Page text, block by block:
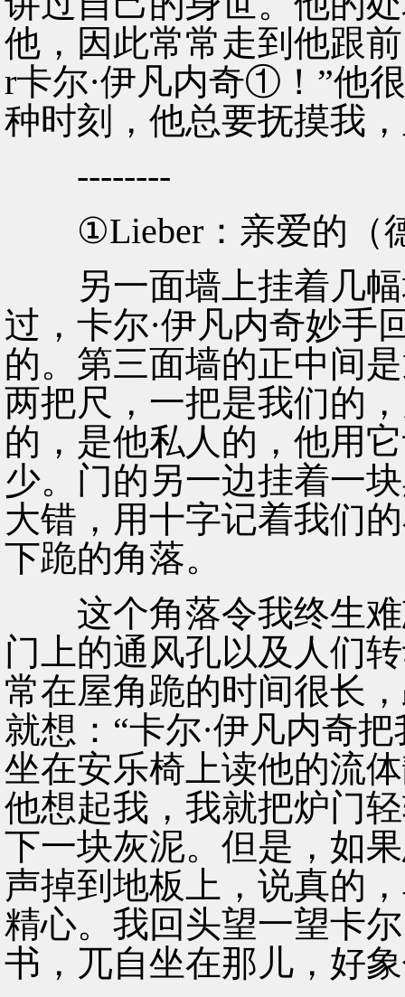
他，因此常常走到他跟
r卡尔·伊凡内奇①！”他
种时刻，他总要抚摸我
--------
①Lieber：亲爱的（
另一面墙上挂着几幅
过，卡尔·伊凡内奇妙手
的。第三面墙的正中间
两把尺，一把是我们的
的，是他私人的，他用
少。门的另一边挂着一
大错，用十字记着我们
下跪的角落。
这个角落令我终生难
门上的通风孔以及人们
常在屋角跪的时间很长
就想：“卡尔·伊凡内奇
坐在安乐椅上读他的流
他想起我，我就把炉门
下一块灰泥。但是，如
声掉到地板上，说真的
精心。我回头望一望卡
书，兀自坐在那儿，好